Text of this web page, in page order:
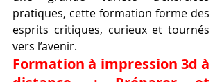
pratiques, cette formation forme des
esprits critiques, curieux et tournés
vers l’avenir.
Formation à impression 3d à